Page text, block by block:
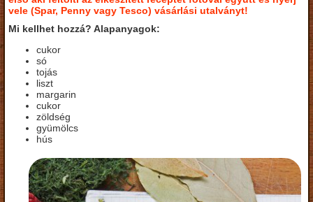
vele (Spar, Penny vagy Tesco) vásárlási utalványt!
Mi kellhet hozzá? Alapanyagok:
cukor
só
tojás
liszt
margarin
cukor
zöldség
gyümölcs
hús